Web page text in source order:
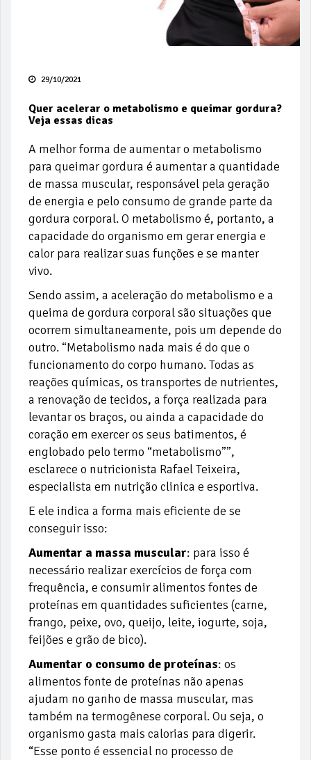
29/10/2021
Quer acelerar o metabolismo e queimar gordura?
Veja essas dicas
A melhor forma de aumentar o metabolismo
para queimar gordura é aumentar a quantidade
de massa muscular, responsável pela geração
de energia e pelo consumo de grande parte da
gordura corporal. O metabolismo é, portanto, a
capacidade do organismo em gerar energia e
calor para realizar suas funções e se manter
vivo.
Sendo assim, a aceleração do metabolismo e a
queima de gordura corporal são situações que
ocorrem simultaneamente, pois um depende do
outro. “Metabolismo nada mais é do que o
funcionamento do corpo humano. Todas as
reações químicas, os transportes de nutrientes,
a renovação de tecidos, a força realizada para
levantar os braços, ou ainda a capacidade do
coração em exercer os seus batimentos, é
englobado pelo termo “metabolismo””,
esclarece o nutricionista Rafael Teixeira,
especialista em nutrição clinica e esportiva.
E ele indica a forma mais eficiente de se
conseguir isso:
Aumentar a massa muscular: para isso é
necessário realizar exercícios de força com
frequência, e consumir alimentos fontes de
proteínas em quantidades suficientes (carne,
frango, peixe, ovo, queijo, leite, iogurte, soja,
feijões e grão de bico).
Aumentar o consumo de proteínas: os
alimentos fonte de proteínas não apenas
ajudam no ganho de massa muscular, mas
também na termogênese corporal. Ou seja, o
organismo gasta mais calorias para digerir.
“Esse ponto é essencial no processo de